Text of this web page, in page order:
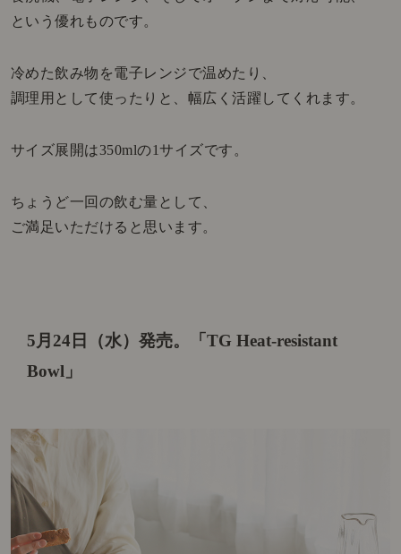
という優れものです。
冷めた飲み物を電子レンジで温めたり、
調理用として使ったりと、幅広く活躍してくれます。
サイズ展開は350mlの1サイズです。
ちょうど一回の飲む量として、
ご満足いただけると思います。
5月24日（水）発売。
「TG Heat-resistant
Bowl」